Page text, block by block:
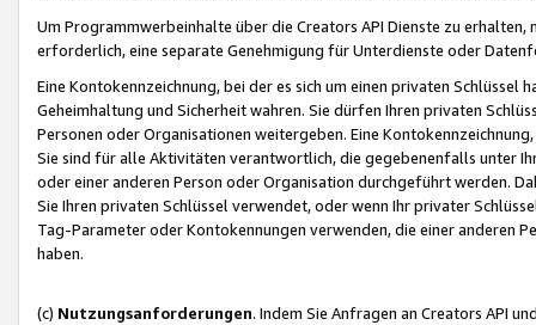
Um Programmwerbeinhalte über die Creators API Dienste zu
erforderlich, eine separate Genehmigung für Unterdienste oder
Eine Kontokennzeichnung, bei der es sich um einen privaten
Geheimhaltung und Sicherheit wahren. Sie dürfen Ihren privaten
Personen oder Organisationen weitergeben. Eine
Sie sind für alle Aktivitäten verantwortlich, die gegebenenfalls unter
oder einer anderen Person oder Organisation durchgeführt werden.
Sie Ihren privaten Schlüssel verwendet, oder wenn Ihr privater
Tag-Parameter oder Kontokennungen verwenden, die einer anderen
haben.
(c) Nutzungsanforderungen. Indem Sie Anfragen an Creators API